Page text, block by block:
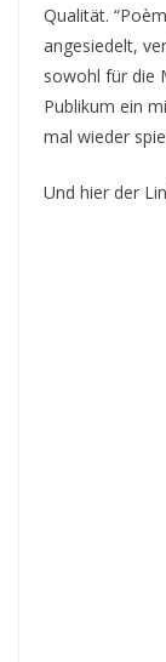
Qualität.
angesiedelt,
sowohl für die
Publikum ein
mal wieder
Und hier der